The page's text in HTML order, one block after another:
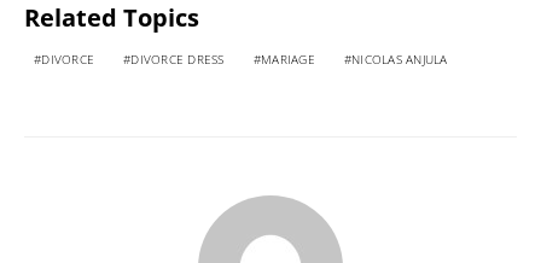
Related Topics
DIVORCE DIVORCE DRESS MARIAGE NICOLAS ANJULA